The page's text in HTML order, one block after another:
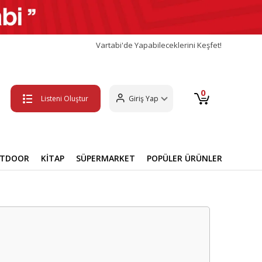
Vartabi'de Yapabileceklerini Keşfet!
Listeni Oluştur Giriş Yap 0
KİTAP SÜPERMARKET POPÜLER ÜRÜNLER